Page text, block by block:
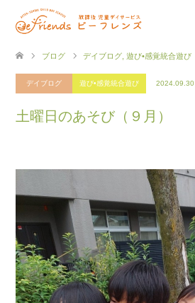
ブログ デイブログ 遊び•感覚統合遊び
デイブログ 遊び•感覚統合遊び 2024.09.30
土曜日のあそび（９月）